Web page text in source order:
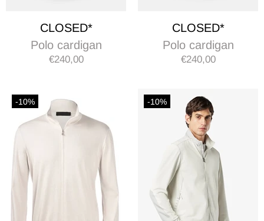
CLOSED*
Polo cardigan
€240,00
CLOSED*
Polo cardigan
€240,00
-10% -10%